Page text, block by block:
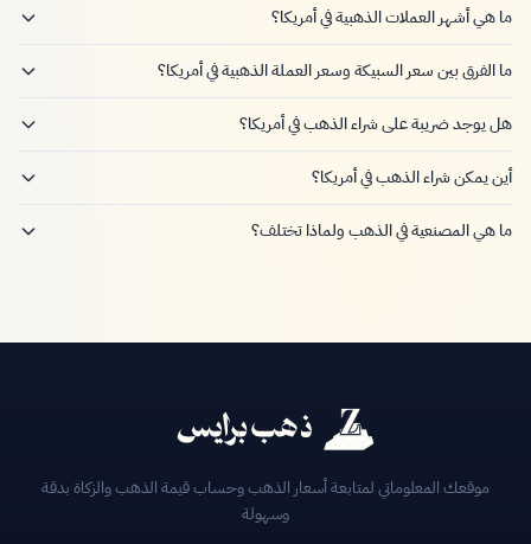
ما هي أشهر العملات الذهبية في أمريكا؟
ما الفرق بين سعر السبيكة وسعر العملة الذهبية في أمريكا؟
هل يوجد ضريبة على شراء الذهب في أمريكا؟
أين يمكن شراء الذهب في أمريكا؟
ما هي المصنعية في الذهب ولماذا تختلف؟
موقعك المعلوماتي لمتابعة أسعار الذهب وحساب قيمة الذهب والزكاة بدقة
وسهولة